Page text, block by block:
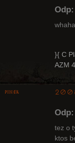
}{ C
AZM
pinek
tez o
ktos